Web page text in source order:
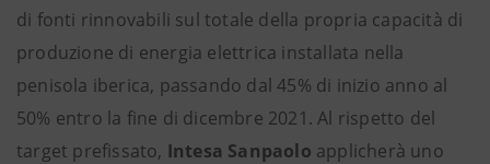
di fonti rinnovabili sul totale della propria capacità di
produzione di energia elettrica installata nella
penisola iberica, passando dal 45% di inizio anno al
50% entro la fine di dicembre 2021. Al rispetto del
target prefissato, Intesa Sanpaolo applicherà uno